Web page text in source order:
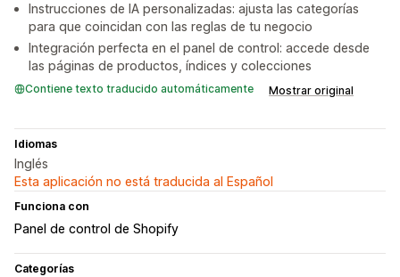
Instrucciones de IA personalizadas: ajusta las categorías
para que coincidan con las reglas de tu negocio
Integración perfecta en el panel de control: accede desde
las páginas de productos, índices y colecciones
Contiene texto traducido automáticamente Mostrar original
Idiomas
Inglés
Esta aplicación no está traducida al Español
Funciona con
Panel de control de Shopify
Categorías